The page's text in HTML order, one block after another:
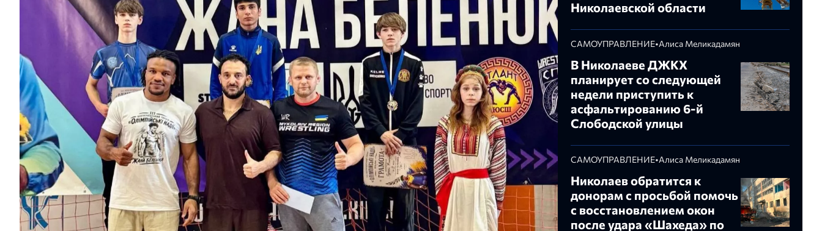
Николаевской области
САМОУПРАВЛЕНИЕ•Алиса Меликадамян
В Николаеве ДЖКХ
планирует со следующей
недели приступить к
асфальтированию 6-й
Слободской улицы
САМОУПРАВЛЕНИЕ•Алиса Меликадамян
Николаев обратится к
донорам с просьбой помочь
с восстановлением окон
после удара «Шахеда» по